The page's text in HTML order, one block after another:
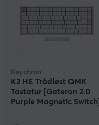
Keychron
K2 HE Trådløst QMK
Tastatur [Gateron 2.0
Purple Magnetic Switch]